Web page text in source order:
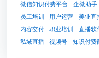
微信知识付费平台
企微助手
员工培训
用户运营 美业直
内容交付
职业培训 直播软
私域直播
视频号 知识付费